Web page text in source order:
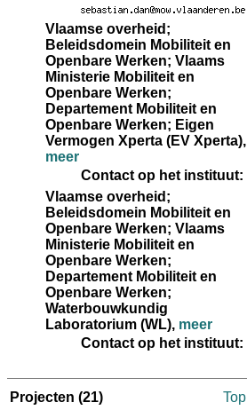
Vlaamse overheid;
Beleidsdomein Mobiliteit en
Openbare Werken; Vlaams
Ministerie Mobiliteit en
Openbare Werken;
Departement Mobiliteit en
Openbare Werken; Eigen
Vermogen Xperta (EV Xperta),
meer
Contact op het instituut:
Vlaamse overheid;
Beleidsdomein Mobiliteit en
Openbare Werken; Vlaams
Ministerie Mobiliteit en
Openbare Werken;
Departement Mobiliteit en
Openbare Werken;
Waterbouwkundig
Laboratorium (WL), meer
Contact op het instituut:
Projecten (21) Top